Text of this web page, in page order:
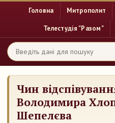
Головна Митрополит
Телестудія "Разом"
Чин
Володимира
Шепелєва